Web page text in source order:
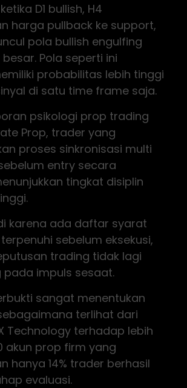
D1 bullish, H4
harga pullback ke support,
pola bullish engulfing
Pola seperti ini
probabilitas lebih tinggi
di satu time frame saja.
psikologi prop trading
Prop, trader yang
proses sinkronisasi multi
entry secara
tingkat disiplin
karena ada daftar syarat
sebelum eksekusi,
trading tidak lagi
impuls sesaat.
sangat menentukan
terlihat dari
Technology terhadap lebih
akun prop firm yang
hanya 14% trader berhasil
evaluasi.